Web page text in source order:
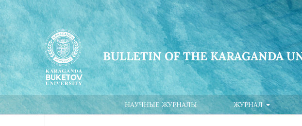
BULLETIN OF THE KARAGANDA
НАУЧНЫЕ ЖУРНАЛЫ ЖУРНАЛ